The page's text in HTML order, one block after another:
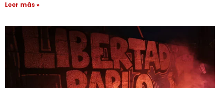
Leer más »